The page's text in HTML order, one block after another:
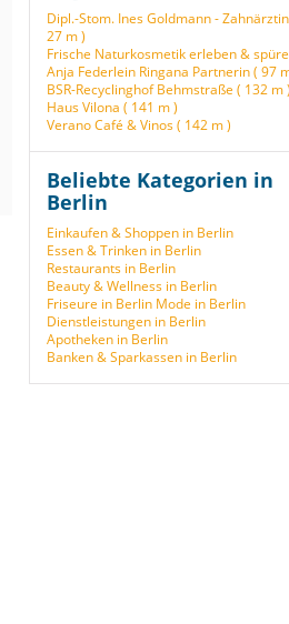
Dipl.-Stom. Ines Goldmann -
27 m )
Frische Naturkosmetik erleben &
Anja Federlein Ringana Partnerin ( 97
BSR-Recyclinghof Behmstraße ( 132 m )
Haus Vilona ( 141 m )
Verano Café & Vinos ( 142 m )
Beliebte Kategorien in
Berlin
Einkaufen & Shoppen in Berlin
Essen & Trinken in Berlin
Restaurants in Berlin
Beauty & Wellness in Berlin
Friseure in Berlin Mode in Berlin
Dienstleistungen in Berlin
Apotheken in Berlin
Banken & Sparkassen in Berlin